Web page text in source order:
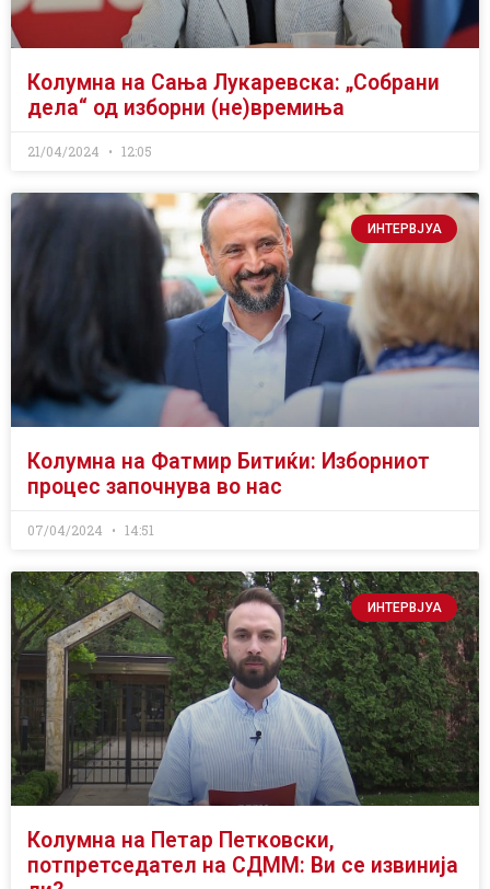
Колумна на Сања Лукаревска: „Собрани
дела“ од изборни (не)времиња
21/04/2024 12:05
ИНТЕРВЈУА
Колумна на Фатмир Битиќи: Изборниот
процес започнува во нас
07/04/2024 14:51
ИНТЕРВЈУА
Колумна на Петар Петковски,
потпретседател на СДММ: Ви се извинија